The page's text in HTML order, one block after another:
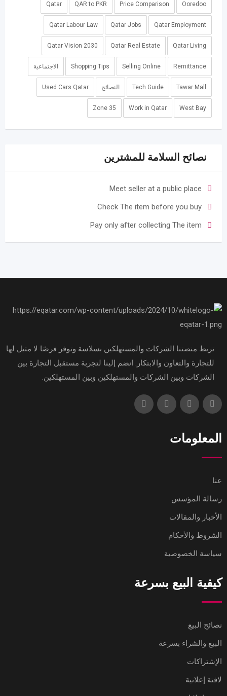
Ooredoo
Price Comparison
QAR to PKR
Qatar
Qatar Employment
Qatar Jobs
Qatar Labour Law
Qatar Living
Qatar Real Estate
Qatar Vision 2030
Remittance
Selling Online
Shopping Tips الاجتماعية
Tawar Mall
Tech Guide النصائح Used Cars Qatar
West Bay
Work in Qatar
Zone 35
نصائح السلامة للمشترين
Meet seller at a public place
Check The item before you buy
Pay only after collecting The item
تربط منصتنا الشركات والمستهلكين بسلاسة وتوفر فرصًا لا مثيل لها
للتجارة والتعاون والابتكار. انضم إلينا لتجربة مستقبل التجارة بين
الشركات وبين الشركات والمستهلكين وبين المستهلكين.
المعلومات
عنا
رسالة المؤسس
الأخبار والمقالات
الشروط والأحكام
سياسة الخصوصية
كيفية البيع بسرعة
نصائح البيع
البيع والشراء بسرعة
الإشتراكات
لافتة إعلانية